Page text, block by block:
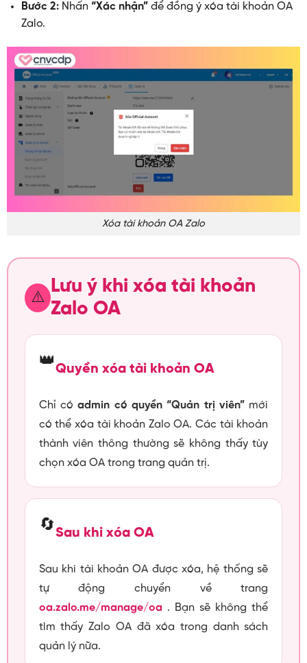
Bước 2:Nhấn “Xác nhận”để đồng ý xóa tài khoản OA
Zalo.
Xóa tài khoản OA Zalo
⚠️
Lưu ý khi xóa tài khoản
Zalo OA
👑Quyền xóa tài khoản OA
Chỉ cóadmin có quyền “Quản trị viên”mới
có thể xóa tài khoản Zalo OA. Các tài khoản
thành viên thông thường sẽ không thấy tùy
chọn xóa OA trong trang quản trị.
🔄Sau khi xóa OA
Sau khi tài khoản OA được xóa, hệ thống sẽ
tự động chuyển về trang
oa.zalo.me/manage/oa . Bạn sẽ không thể
tìm thấy Zalo OA đã xóa trong danh sách
quản lý nữa.